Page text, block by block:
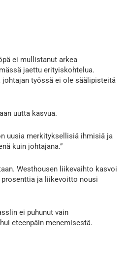
ei mullistanut arkea
jaettu erityiskohtelua.
johtajan työssä ei ole säälipisteitä
uutta kasvua.
uusia merkityksellisiä ihmisiä ja
kuin johtajana.”
Westhousen liikevaihto kasvoi
prosenttia ja liikevoitto nousi
ei puhunut vain
eteenpäin menemisestä.